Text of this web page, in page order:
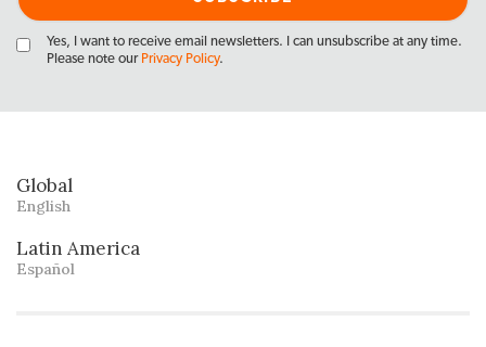
Yes, I want to receive email newsletters. I can unsubscribe at any time.
Please note our Privacy Policy.
Global
English
Latin America
Español